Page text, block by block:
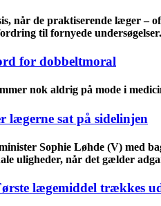
når de praktiserende læger –
til fornyede undersøgelser.
for dobbeltmoral
nok aldrig på mode i
lægerne sat på sidelinjen
Sophie Løhde (V) med
uligheder, når det gælder
lægemiddel trækkes